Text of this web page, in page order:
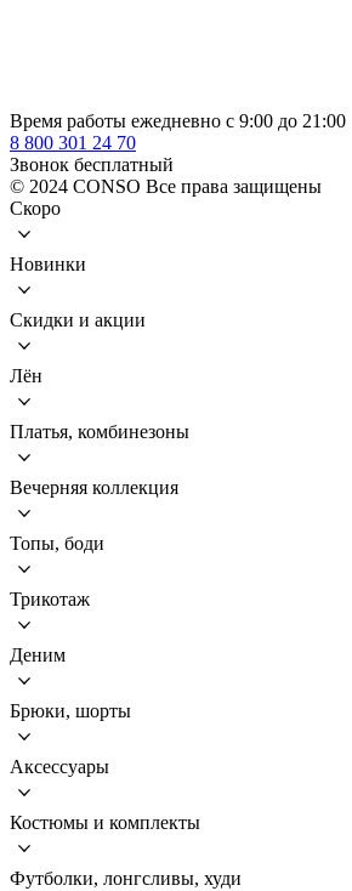
Время работы ежедневно с 9:00 до 21:00
8 800 301 24 70
Звонок бесплатный
© 2024 CONSO Все права защищены
Скоро
Новинки
Скидки и акции
Лён
Платья, комбинезоны
Вечерняя коллекция
Топы, боди
Трикотаж
Деним
Брюки, шорты
Аксессуары
Костюмы и комплекты
Футболки, лонгсливы, худи